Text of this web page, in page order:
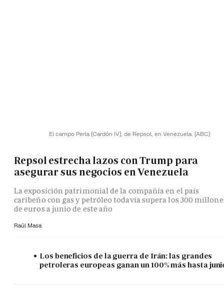
El campo Perla (Cardón IV), de Repsol, en Venezuela. (ABC)
Repsol estrecha lazos con Trump para
asegurar sus negocios en Venezuela
La exposición patrimonial de la compañía en el país
caribeño con gas y petróleo todavía supera los 300
de euros a junio de este año
Raúl Masa
Los beneficios de la guerra de Irán: las grandes
petroleras europeas ganan un 100% más hasta